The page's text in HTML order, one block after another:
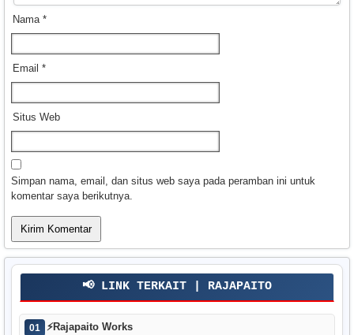
Nama *
Email *
Situs Web
Simpan nama, email, dan situs web saya pada peramban ini untuk
komentar saya berikutnya.
📢 LINK TERKAIT | RAJAPAITO
01 ⚡Rajapaito Works